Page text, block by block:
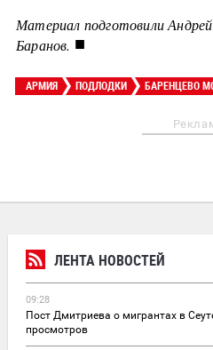
ЛЕНТА НОВОСТЕЙ
09:28
Пост Дмитриева о мигрантах в
просмотров
Материал подготовили
Баранов. ■
АРМИЯ ПОДЛОДКИ БАРЕНЦЕВО